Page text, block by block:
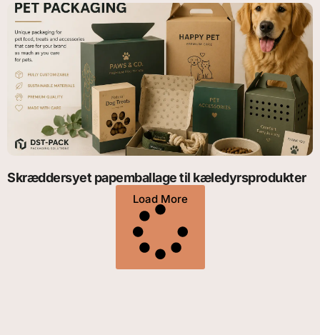
Skræddersyet papemballage til kæledyrsprodukter
Load More